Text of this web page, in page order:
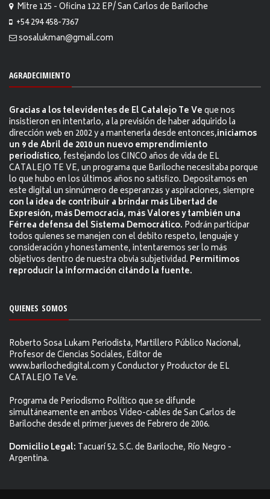
Mitre 125 - Oficina 122 EP/ San Carlos de Bariloche
+54 294 458-7367
sosalukman@gmail.com
AGRADECIMIENTO
Gracias a los televidentes de El Catalejo Te Veque nos
insistieron en intentarlo, a la previsión de haber adquirido la
dirección web en 2002 y a mantenerla desde entonces,iniciamos
un 9 de Abril de 2010 un nuevo emprendimiento
periodístico, festejando los CINCO años de vida de EL
CATALEJO TE VE, un programa que Bariloche necesitaba porque
lo que hubo en los últimos años no satisfizo. Depositamos en
este digital un sinnúmero de esperanzas y aspiraciones, siempre
con la idea de contribuir a brindar más Libertad de
Expresión, más Democracia, más Valores y también una
Férrea defensa del Sistema Democrático. Podrán participar
todos quienes se manejen con el debito respeto, lenguaje y
consideración y honestamente, intentaremos ser lo más
objetivos dentro de nuestra obvia subjetividad. Permitimos
reproducir la información citándo la fuente.
QUIENES SOMOS
Roberto Sosa Lukam Periodista, Martillero Público Nacional,
Profesor de Ciencias Sociales, Editor de
www.barilochedigital.com y Conductor y Productor de EL
CATALEJO Te Ve.
Programa de Periodismo Político que se difunde
simultáneamente en ambos Video-cables de San Carlos de
Bariloche desde el primer jueves de Febrero de 2006.
Domicilio Legal: Tacuarí 52. S.C. de Bariloche, Río Negro -
Argentina.